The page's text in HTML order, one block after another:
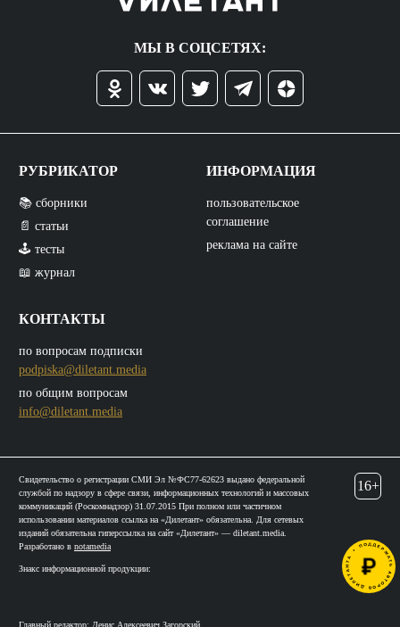
МЫ В СОЦСЕТЯХ:
РУБРИКАТОР
📚 сборники
📄 статьи
🕹️ тесты
📖 журнал
КОНТАКТЫ
по вопросам подписки
podpiska@diletant.media
по общим вопросам
info@diletant.media
ИНФОРМАЦИЯ
пользовательское
соглашение
реклама на сайте
Свидетельство о регистрации СМИ Эл №ФС77-62623 выдано федеральной
службой по надзору в сфере связи, информационных технологий и массовых
коммуникаций (Роскомнадзор) 31.07.2015 При полном или частичном
использовании материалов ссылка на «Дилетант» обязательна. Для сетевых
изданий обязательна гиперссылка на сайт «Дилетант» — diletant.media.
Разработано в notamedia
Знакс информационной продукции:
Главный редактор: Денис Алексеевич Загорский
16+